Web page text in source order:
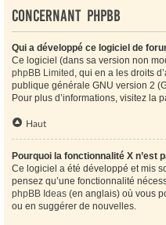
Concernant phpBB
Qui a développé ce logiciel de
Ce logiciel (dans sa version non
phpBB Limited , qui en a les droits
publique générale GNU version 2
Pour plus d’informations, visitez la
Haut
Pourquoi la fonctionnalité X n’est
Ce logiciel a été développé et mis
pensez qu’une fonctionnalité
phpBB Ideas (en anglais) où vous
ou en suggérer de nouvelles.